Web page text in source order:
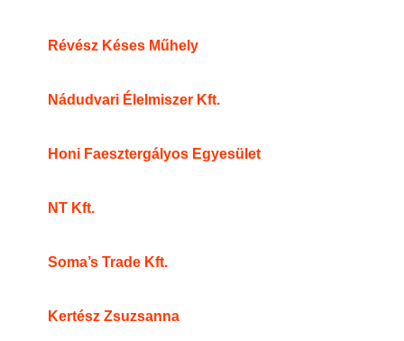
Révész Késes Műhely
Nádudvari Élelmiszer Kft.
Honi Faesztergályos Egyesület
NT Kft.
Soma’s Trade Kft.
Kertész Zsuzsanna